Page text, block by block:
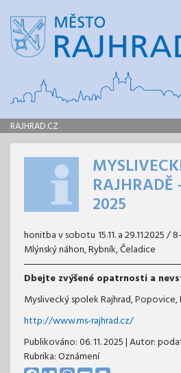
RAJHRAD.CZ
RAJHRADĚ
2025
honitba v sobotu 15.11. a 29.11.2025
Mlýnský náhon, Rybník, Čeladice
Dbejte zvýšené opatrnosti a
Myslivecký spolek Rajhrad, Popovice,
http://www.ms-rajhrad.cz/
Publikováno:06. 11. 2025| Autor:
Rubrika: Oznámení